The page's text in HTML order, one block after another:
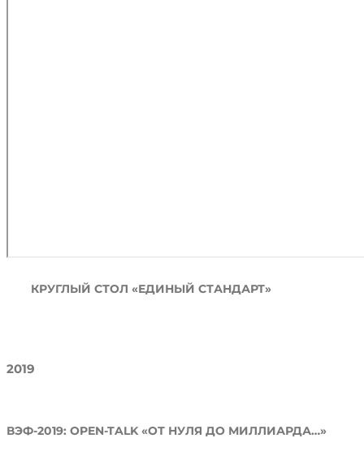
КРУГЛЫЙ СТОЛ «ЕДИНЫЙ СТАНДАРТ»
2019
ВЭФ-2019: OPEN-TALK «ОТ НУЛЯ ДО МИЛЛИАРДА…»